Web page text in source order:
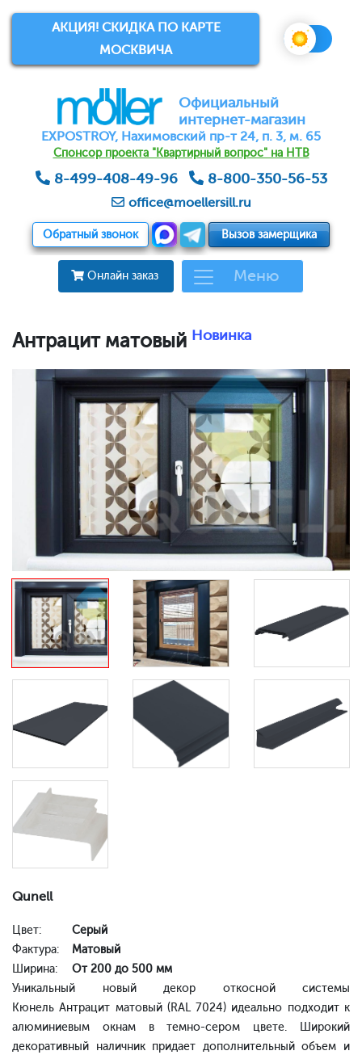
АКЦИЯ! СКИДКА ПО КАРТЕ
МОСКВИЧА
Официальный
интернет-магазин
EXPOSTROY, Нахимовский пр-т 24, п. 3, м. 65
Спонсор проекта "Квартирный вопрос" на НТВ
8-499-408-49-96 8-800-350-56-53
office@moellersill.ru
Обратный звонок Вызов замерщика
Онлайн заказ Меню
Антрацит матовый Новинка
Qunell
Цвет:
Серый
Фактура:
Матовый
Ширина:
От 200 до 500 мм
Уникальный новый декор откосной системы
Кюнель Антрацит матовый (RAL 7024) идеально подходит к
алюминиевым окнам в темно-сером цвете. Широкий
декоративный наличник придает дополнительный объем и